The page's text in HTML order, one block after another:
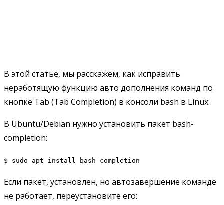
В этой статье, мы расскажем, как исправить
неработящую функцию авто дополнения команд по
кнопке Tab (Tab Completion) в консоли bash в Linux.
В Ubuntu/Debian нужно установить пакет bash-
completion:
$ sudo apt install bash-completion
Если пакет, установлен, но автозавершение команде
не работает, переустановите его: